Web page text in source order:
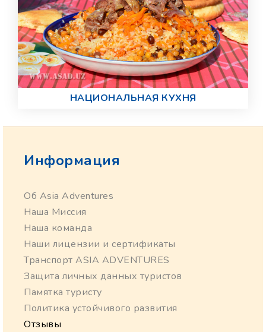
НАЦИОНАЛЬНАЯ КУХНЯ
Информация
Об Asia Adventures
Наша Миссия
Наша команда
Наши лицензии и сертификаты
Транспорт ASIA ADVENTURES
Защита личных данных туристов
Памятка туристу
Политика устойчивого развития
Отзывы